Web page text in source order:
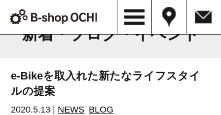
B-shop OCHI NEWS & BLOG
新着・ブログ・イベント
e-Bikeを取入れた新たなライフスタイ
ルの提案
2020.5.13 | NEWS BLOG